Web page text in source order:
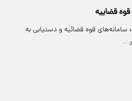
قضاییه
قوه قضائیه و دستیابی به